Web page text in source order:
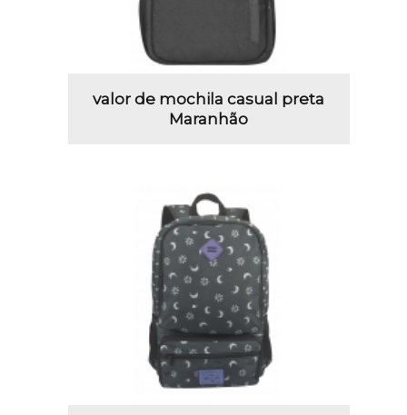
valor de mochila casual preta
Maranhão